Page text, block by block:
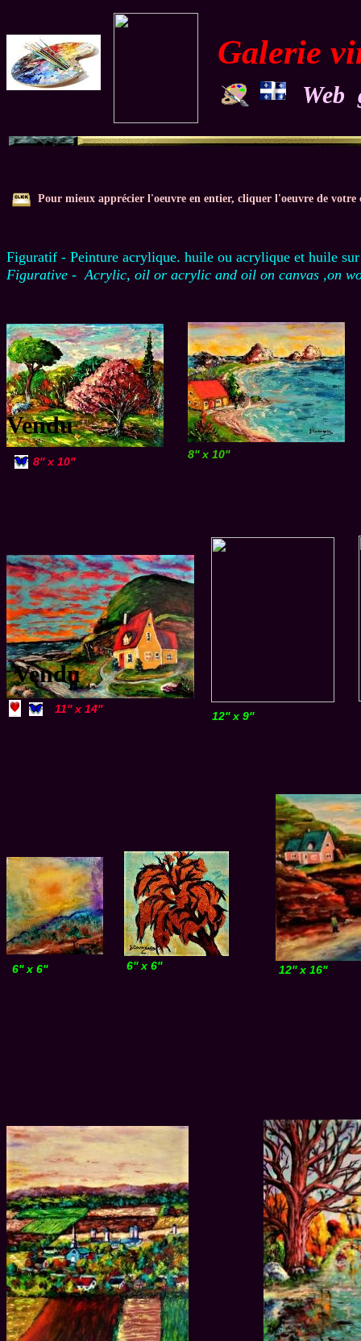
Galerie
Pour mieux apprécier l'oeuvre en entier, cliquer l'oeuvre de votre
Web
Figuratif - Peinture acrylique. huile ou acrylique et huile
Figurative - Acrylic, oil or acrylic and oil on canvas ,on
6'' x 6''
8'' x 10''
Vendu
12'' x 16''
8'' x 10''
6'' x 6''
11'' x 14''
12'' x 9''
Vendu